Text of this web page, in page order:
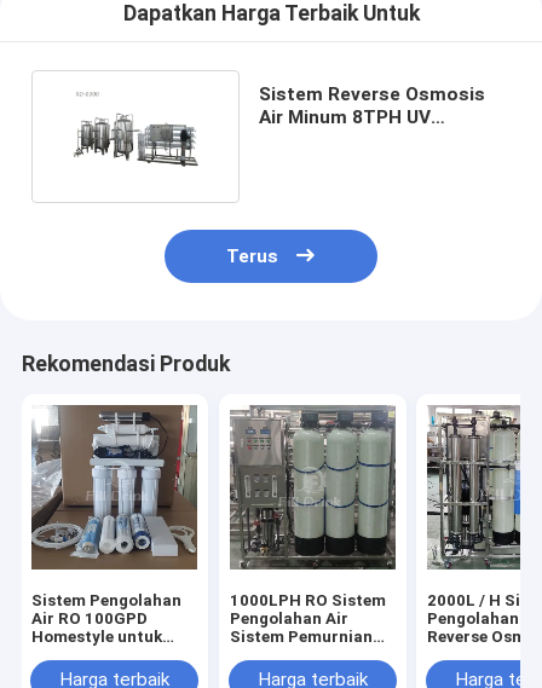
Dapatkan Harga Terbaik Untuk
Sistem Reverse Osmosis
Air Minum 8TPH UV
Terus
Rekomendasi Produk
Sistem Pengolahan
Air RO 100GPD
Homestyle untuk
penggunaan dapur
Harga terbaik
1000LPH RO Sistem
Pengolahan Air
Sistem Pemurnian
Harga terbaik
2000L / H
Pengolahan
Reverse
Perumahan
Harga